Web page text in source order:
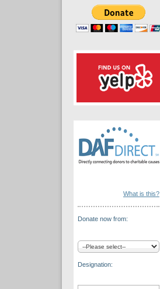
What is this?
Donate now from:
Designation: